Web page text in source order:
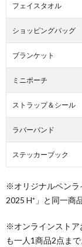
フェイスタオル
ショッピングバッグ
ブランケット
ミニポーチ
ストラップ＆シール
ラバーバンド
ステッカーブック
※オリジナルペンラ
2025 H⁺」と同一商
※オンラインストア
も一人1商品2点ま